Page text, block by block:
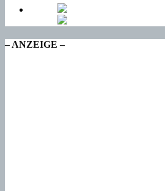
– ANZEIGE –